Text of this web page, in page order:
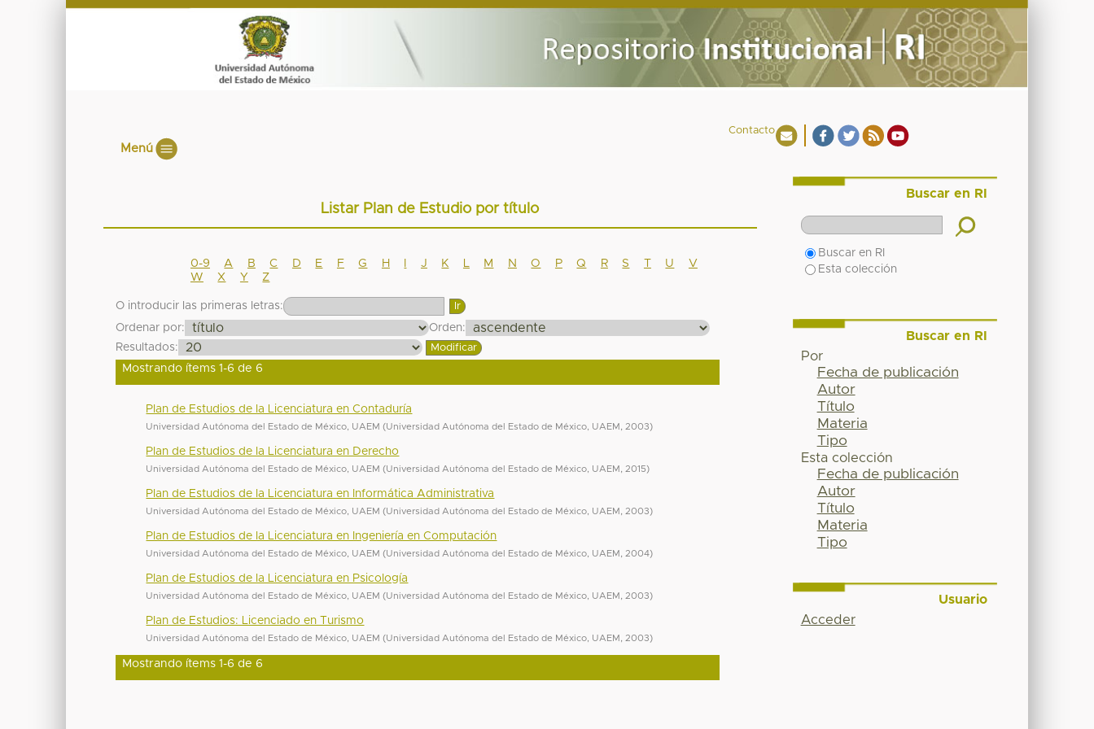
Contacto
Menú
Listar Plan de Estudio por título
0-9 A B C D E F G H J K M N O P Q R S T U
V
W
X Y Z
O introducir las primeras letras:
Ordenar por:
Orden:
Resultados:
Mostrando ítems 1-6 de 6
Plan de Estudios de la Licenciatura en Contaduría
Universidad Autónoma del Estado de México, UAEM (Universidad Autónoma del Estado de México, UAEM 2003)
Plan de Estudios de la Licenciatura en Derecho
Universidad Autónoma del Estado de México, UAEM (Universidad Autónoma del Estado de México, UAEM 2015)
Plan de Estudios de la Licenciatura en Informática Administrativa
Universidad Autónoma del Estado de México, UAEM (Universidad Autónoma del Estado de México, UAEM 2003)
Plan de Estudios de la Licenciatura en Ingeniería en Computación
Universidad Autónoma del Estado de México, UAEM (Universidad Autónoma del Estado de México, UAEM 2004)
Plan de Estudios de la Licenciatura en Psicología
Universidad Autónoma del Estado de México, UAEM (Universidad Autónoma del Estado de México, UAEM 2003)
Plan de Estudios: Licenciado en Turismo
Universidad Autónoma del Estado de México, UAEM (Universidad Autónoma del Estado de México, UAEM 2003)
Mostrando ítems 1-6 de 6
Buscar en RI
Buscar en RI
Esta colección
Buscar en RI
Por
Fecha de publicación
Autor
Título
Materia
Tipo
Esta colección
Fecha de publicación
Autor
Título
Materia
Tipo
Usuario
Acceder